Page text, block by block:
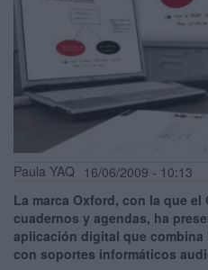
Paula YAQ 16/06/2009 - 10:13
La marca Oxford, con la que
cuadernos y agendas, ha
aplicación digital que combina
con soportes informáticos